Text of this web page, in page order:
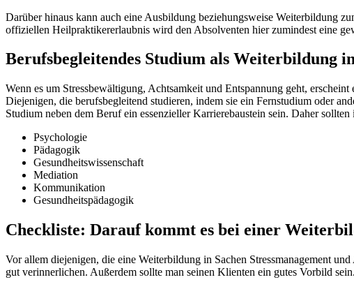
Darüber hinaus kann auch eine Ausbildung beziehungsweise Weiterbildung
offiziellen Heilpraktikererlaubnis wird den Absolventen hier zumindest eine
Berufsbegleitendes Studium als Weiterbildung
Wenn es um Stressbewältigung, Achtsamkeit und Entspannung geht,
Diejenigen, die berufsbegleitend studieren, indem sie ein Fernstudium oder
Studium neben dem Beruf ein essenzieller Karrierebaustein sein. Daher
Psychologie
Pädagogik
Gesundheitswissenschaft
Mediation
Kommunikation
Gesundheitspädagogik
Checkliste: Darauf kommt es bei einer
Vor allem diejenigen, die eine Weiterbildung in Sachen Stressmanagement
gut verinnerlichen. Außerdem sollte man seinen Klienten ein gutes Vorbild